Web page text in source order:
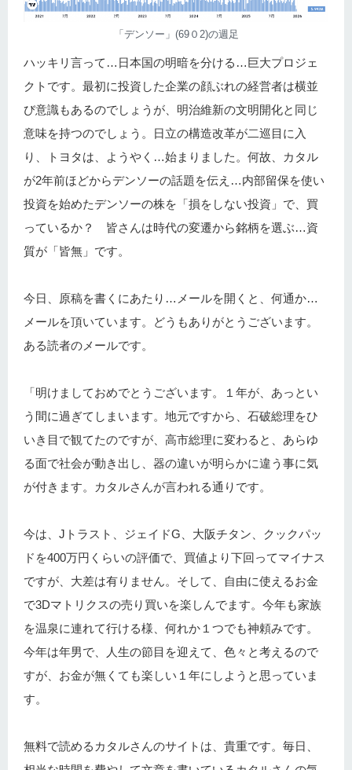
「デンソー」(69０2)の週足
ハッキリ言って…日本国の明暗を分ける…巨大プロジェ
クトです。最初に投資した企業の顔ぶれの経営者は横並
び意識もあるのでしょうが、明治維新の文明開化と同じ
意味を持つのでしょう。日立の構造改革が二巡目に入
り、トヨタは、ようやく…始まりました。何故、カタル
が2年前ほどからデンソーの話題を伝え…内部留保を使い
投資を始めたデンソーの株を「損をしない投資」で、買
っているか？ 皆さんは時代の変遷から銘柄を選ぶ…資
質が「皆無」です。
今日、原稿を書くにあたり…メールを開くと、何通か…
メールを頂いています。どうもありがとうございます。
ある読者のメールです。
「明けましておめでとうございます。１年が、あっとい
う間に過ぎてしまいます。地元ですから、石破総理をひ
いき目で観てたのですが、高市総理に変わると、あらゆ
る面で社会が動き出し、器の違いが明らかに違う事に気
が付きます。カタルさんが言われる通りです。
今は、Jトラスト、ジェイドG、大阪チタン、クックパッ
ドを400万円くらいの評価で、買値より下回ってマイナス
ですが、大差は有りません。そして、自由に使えるお金
で3Dマトリクスの売り買いを楽しんでます。今年も家族
を温泉に連れて行ける様、何れか１つでも神頼みです。
今年は年男で、人生の節目を迎えて、色々と考えるので
すが、お金が無くても楽しい１年にしようと思っていま
す。
無料で読めるカタルさんのサイトは、貴重です。毎日、